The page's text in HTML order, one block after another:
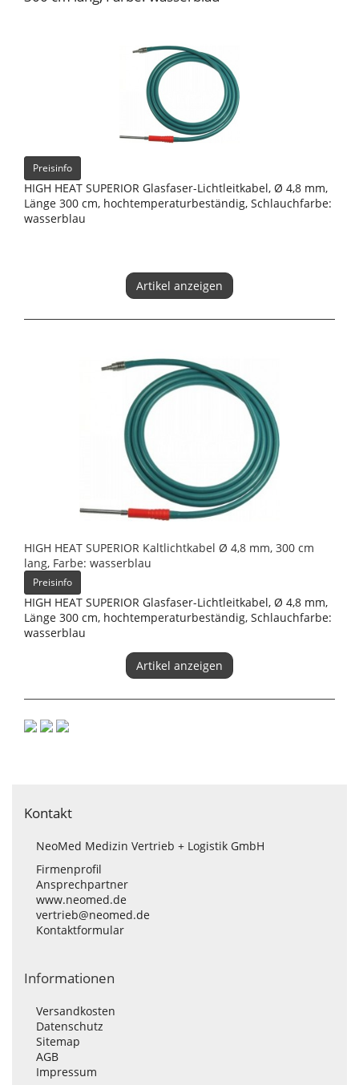
Preisinfo
HIGH HEAT SUPERIOR Glasfaser-Lichtleitkabel, Ø 4,8 mm,
Länge 300 cm, hochtemperaturbeständig, Schlauchfarbe:
wasserblau
Artikel anzeigen
HIGH HEAT SUPERIOR Kaltlichtkabel Ø 4,8 mm, 300 cm
lang, Farbe: wasserblau
Preisinfo
HIGH HEAT SUPERIOR Glasfaser-Lichtleitkabel, Ø 4,8 mm,
Länge 300 cm, hochtemperaturbeständig, Schlauchfarbe:
wasserblau
Artikel anzeigen
Kontakt
NeoMed Medizin Vertrieb + Logistik GmbH
Firmenprofil
Ansprechpartner
www.neomed.de
vertrieb@neomed.de
Kontaktformular
Informationen
Versandkosten
Datenschutz
Sitemap
AGB
Impressum